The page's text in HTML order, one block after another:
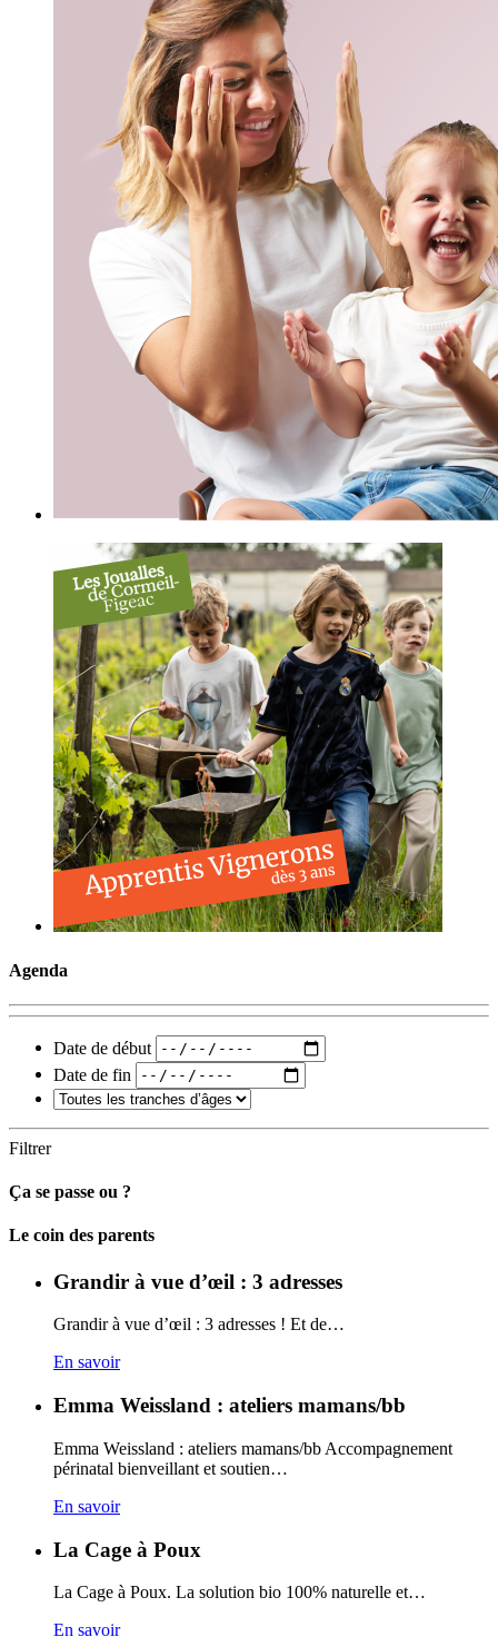
Agenda
Date de début
Date de fin
Filtrer
Ça se passe ou ?
Carto
Le coin des parents
Grandir à vue d’œil : 3 adresses
Grandir à vue d’œil : 3 adresses ! Et de…
En savoir
Emma Weissland : ateliers mamans/bb
Emma Weissland : ateliers mamans/bb Accompagnement
périnatal bienveillant et soutien…
En savoir
La Cage à Poux
La Cage à Poux. La solution bio 100% naturelle et…
En savoir